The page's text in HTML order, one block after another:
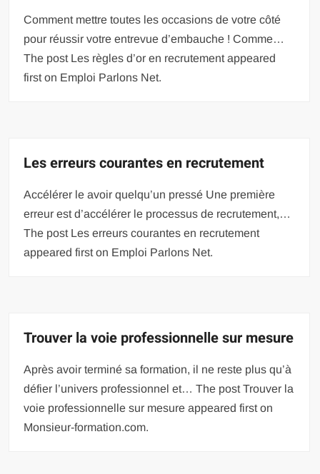
Comment mettre toutes les occasions de votre côté
pour réussir votre entrevue d’embauche ! Comme…
The post Les règles d’or en recrutement appeared
first on Emploi Parlons Net.
Les erreurs courantes en recrutement
Accélérer le avoir quelqu’un pressé Une première
erreur est d’accélérer le processus de recrutement,…
The post Les erreurs courantes en recrutement
appeared first on Emploi Parlons Net.
Trouver la voie professionnelle sur mesure
Après avoir terminé sa formation, il ne reste plus qu’à
défier l’univers professionnel et… The post Trouver la
voie professionnelle sur mesure appeared first on
Monsieur-formation.com.